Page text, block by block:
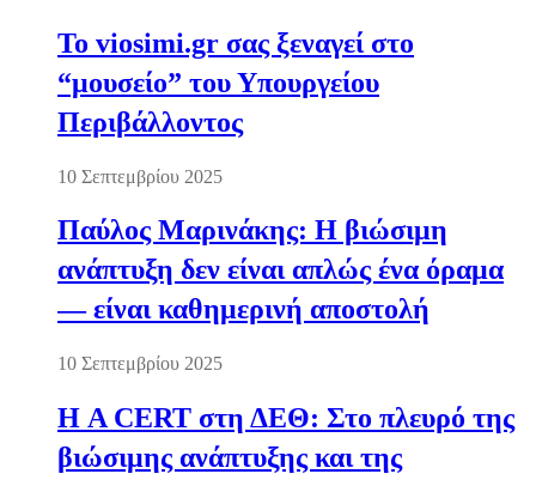
Το viosimi.gr σας ξεναγεί στο
“μουσείο” του Υπουργείου
Περιβάλλοντος
10 Σεπτεμβρίου 2025
Παύλος Μαρινάκης: Η βιώσιμη
ανάπτυξη δεν είναι απλώς ένα όραμα
— είναι καθημερινή αποστολή
10 Σεπτεμβρίου 2025
Η A CERT στη ΔΕΘ: Στο πλευρό της
βιώσιμης ανάπτυξης και της